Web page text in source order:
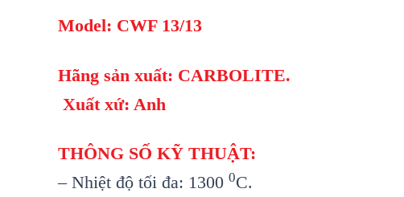
Model: CWF 13/13
Hãng sản xuất: CARBOLITE.
Xuất xứ: Anh
THÔNG SỐ KỸ THUẬT:
– Nhiệt độ tối đa: 1300 0C.